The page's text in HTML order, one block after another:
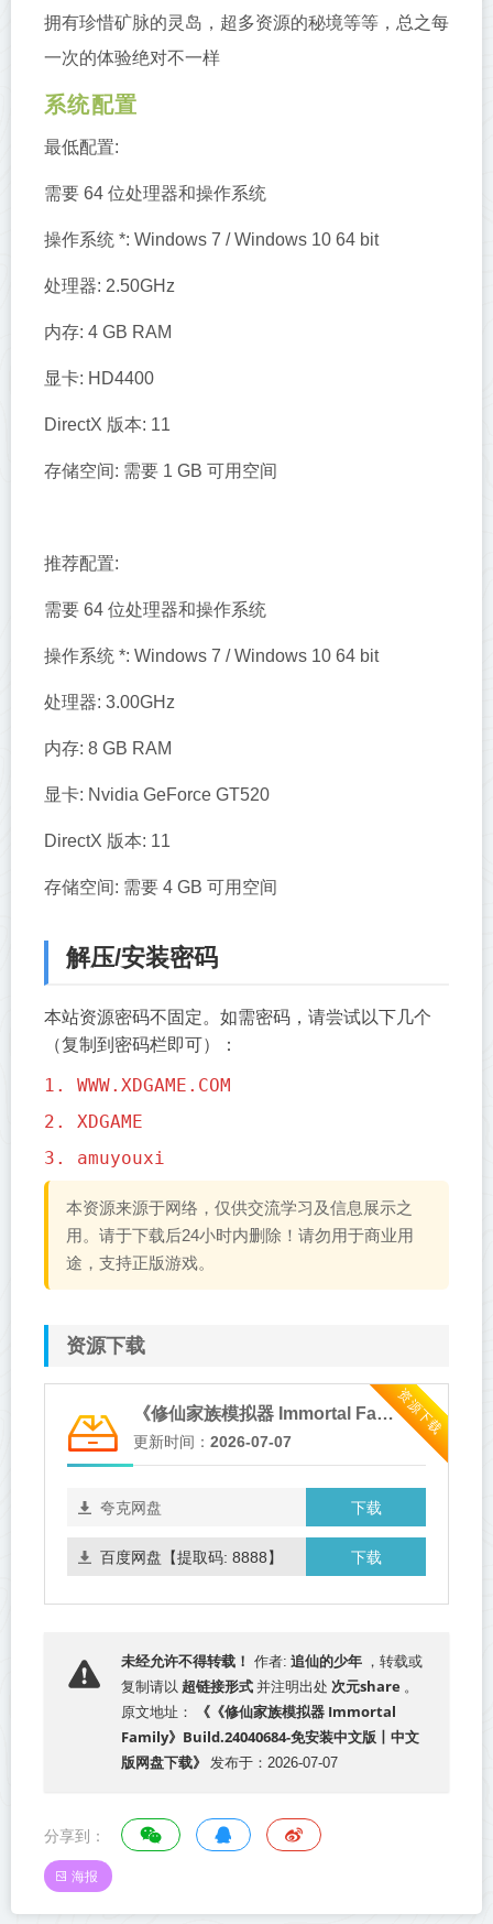
拥有珍惜矿脉的灵岛，超多资源的秘境等等，总之每
一次的体验绝对不一样
系统配置
最低配置:
需要 64 位处理器和操作系统
操作系统 *: Windows 7 / Windows 10 64 bit
处理器: 2.50GHz
内存: 4 GB RAM
显卡: HD4400
DirectX 版本: 11
存储空间: 需要 1 GB 可用空间
推荐配置:
需要 64 位处理器和操作系统
操作系统 *: Windows 7 / Windows 10 64 bit
处理器: 3.00GHz
内存: 8 GB RAM
显卡: Nvidia GeForce GT520
DirectX 版本: 11
存储空间: 需要 4 GB 可用空间
解压/安装密码
本站资源密码不固定。如需密码，请尝试以下几个
（复制到密码栏即可）：
1. WWW.XDGAME.COM
2. XDGAME
3. amuyouxi
本资源来源于网络，仅供交流学习及信息展示之
用。请于下载后24小时内删除！请勿用于商业用
途，支持正版游戏。
资源下载
资源下载
《修仙家族模拟器 Immortal Family》Build.24040684-免安装中文版
更新时间： 2026-07-07
下载
夸克网盘
下载
百度网盘【提取码: 8888】
未经允许不得转载！ 作者: 追仙的少年 ，转载或
复制请以 超链接形式 并注明出处 次元share 。
原文地址：
《《修仙家族模拟器 Immortal
Family》Build.24040684-免安装中文版丨中文
版网盘下载》
发布于：2026-07-07
分享到：
海报